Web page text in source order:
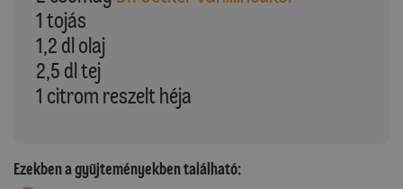
1 tojás
1,2 dl olaj
2,5 dl tej
1 citrom reszelt héja
Ezekben a gyűjteményekben található: